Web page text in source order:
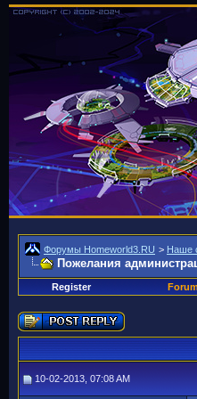
Форумы Homeworld3.RU > Наше
Пожелания
Register
10-02-2013, 07:08 AM